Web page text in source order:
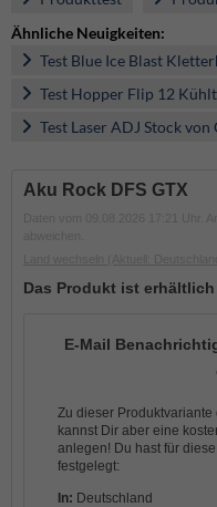
Ähnliche Neuigkeiten:
Test Blue Ice Blast
Test Hopper Flip 12
Test Laser ADJ Stock von
Aku Rock DFS GTX
Das Produkt ist
E-Mail
Zu dieser
kannst Dir aber eine
anlegen! Du hast für
festgelegt:
In: Deutschland